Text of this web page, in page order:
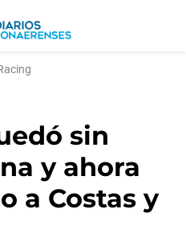
sin
y ahora
a Costas y